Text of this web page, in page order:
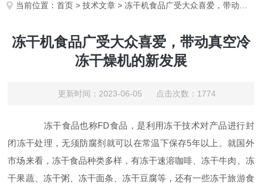
当前位置：首页 >技术文章 > 冻干机食品广受大众喜爱，带动真空冷冻干燥机的新发展
冻干机食品广受大众喜爱，带动真空冷
冻干燥机的新发展
更新时间：2023-06-05 点击次数：1774
冻干食品也称FD食品，是利用冻干技术对产品进行封
闭冻干处理，无须防腐剂就可以在常温下保存5年以上。就国外
市场来看，冻干食品种类多样，有冻干速溶咖啡、冻干牛肉、冻
干果蔬、冻干粥、冻干面条、冻干豆腐等，还有一些冻干旅游食